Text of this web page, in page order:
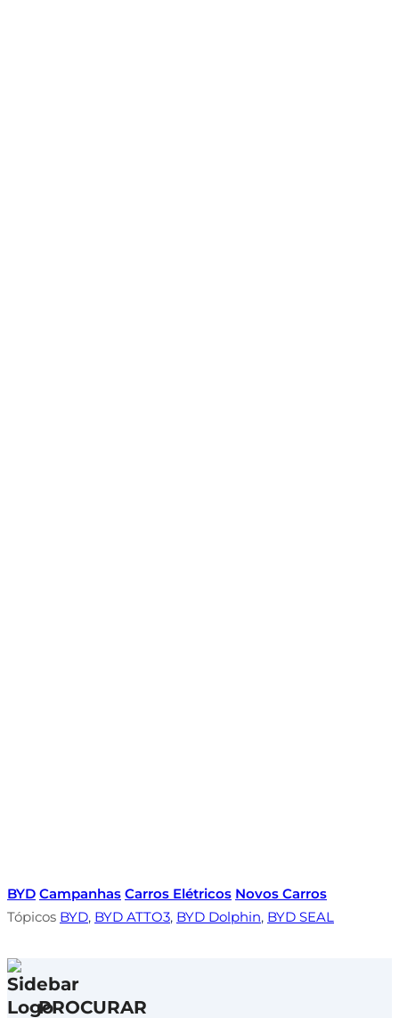
BYD Campanhas Carros Elétricos Novos Carros
Tópicos BYD, BYD ATTO3, BYD Dolphin, BYD SEAL
PROCURAR